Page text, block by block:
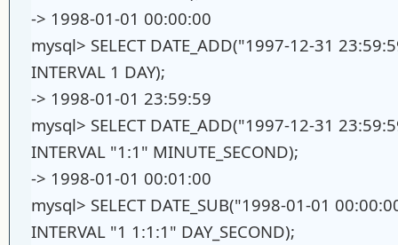
-> 1998-01-01 00:00:00
mysql> SELECT DATE_ADD("1997-12-31
INTERVAL 1 DAY);
-> 1998-01-01 23:59:59
mysql> SELECT DATE_ADD("1997-12-31
INTERVAL "1:1" MINUTE_SECOND);
-> 1998-01-01 00:01:00
mysql> SELECT DATE_SUB("1998-01-01
INTERVAL "1 1:1:1" DAY_SECOND);